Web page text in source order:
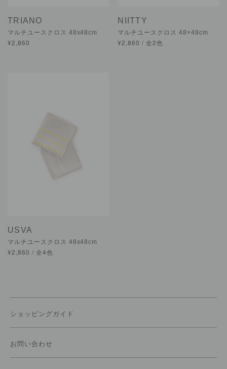
TRIANO
マルチユースクロス 48x48cm
¥2,860
NIITTY
マルチユースクロス 48×48cm
¥2,860 / 全2色
USVA
マルチユースクロス 48x48cm
¥2,860 / 全4色
ショッピングガイド
お問い合わせ